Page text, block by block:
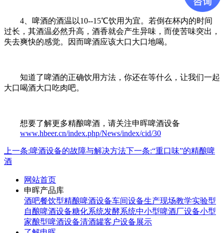
4、啤酒的酒温以10--15℃饮用为宜。若倒在杯内的时间
过长，其酒温必然升高，酒香就会产生异味，而使苦味突出，
失去爽快的感觉。因而啤酒应该大口大口地喝。
知道了啤酒的正确饮用方法，你还在等什么，让我们一起
大口喝酒大口吃肉吧。
想要了解更多精酿啤酒，请关注申晖啤酒设备
www.hbeer.cn/index.php/News/index/cid/30
上一条:啤酒设备的故障与解决方法下一条:“重口味”的精酿啤
酒
网站首页
申晖产品库
酒吧餐饮型精酿啤酒设备车间设备生产现场教学实验型
自酿啤酒设备糖化系统发酵系统中小型啤酒厂设备小型
家酿型啤酒设备清酒罐客户设备展示